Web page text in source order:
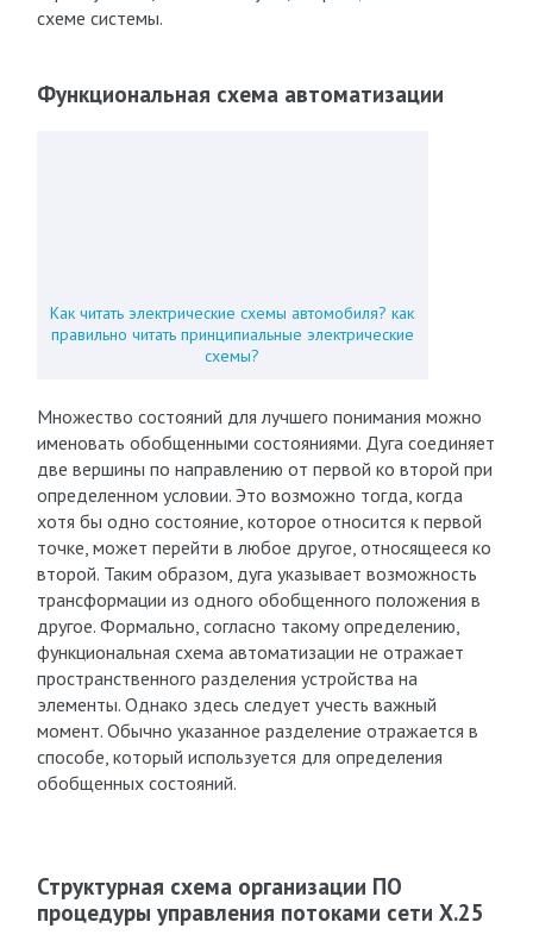
схеме системы.
Функциональная схема автоматизации
Как читать электрические схемы автомобиля? как
правильно читать принципиальные электрические
схемы?
Множество состояний для лучшего понимания можно
именовать обобщенными состояниями. Дуга соединяет
две вершины по направлению от первой ко второй при
определенном условии. Это возможно тогда, когда
хотя бы одно состояние, которое относится к первой
точке, может перейти в любое другое, относящееся ко
второй. Таким образом, дуга указывает возможность
трансформации из одного обобщенного положения в
другое. Формально, согласно такому определению,
функциональная схема автоматизации не отражает
пространственного разделения устройства на
элементы. Однако здесь следует учесть важный
момент. Обычно указанное разделение отражается в
способе, который используется для определения
обобщенных состояний.
Структурная схема организации ПО
процедуры управления потоками сети Х.25